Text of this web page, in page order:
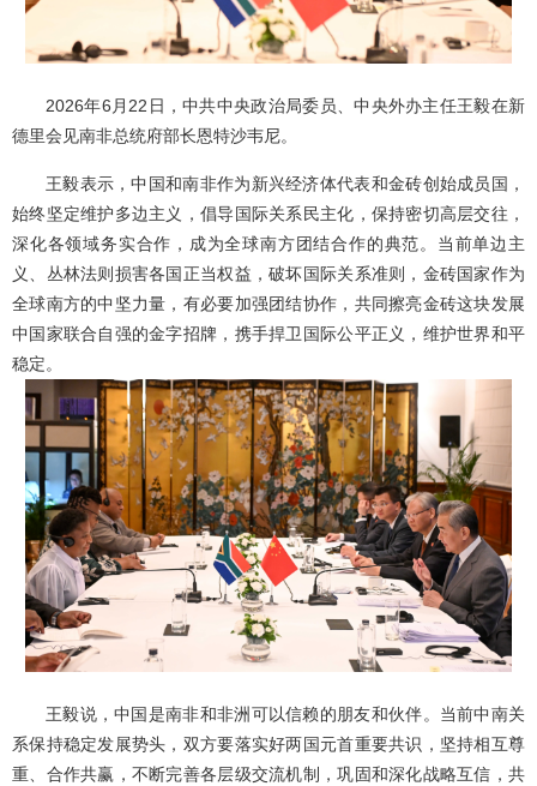
2026年6月22日，中共中央政治局委员、中央外办主任王毅在新
德里会见南非总统府部长恩特沙韦尼。
王毅表示，中国和南非作为新兴经济体代表和金砖创始成员国，
始终坚定维护多边主义，倡导国际关系民主化，保持密切高层交往，
深化各领域务实合作，成为全球南方团结合作的典范。当前单边主
义、丛林法则损害各国正当权益，破坏国际关系准则，金砖国家作为
全球南方的中坚力量，有必要加强团结协作，共同擦亮金砖这块发展
中国家联合自强的金字招牌，携手捍卫国际公平正义，维护世界和平
稳定。
王毅说，中国是南非和非洲可以信赖的朋友和伙伴。当前中南关
系保持稳定发展势头，双方要落实好两国元首重要共识，坚持相互尊
重、合作共赢，不断完善各层级交流机制，巩固和深化战略互信，共